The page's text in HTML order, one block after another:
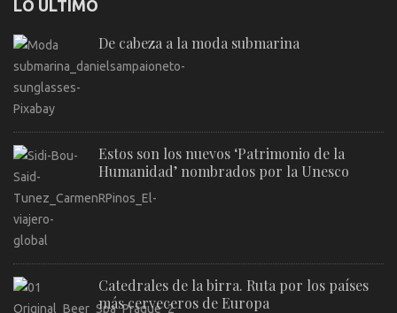
LO ÚLTIMO
De cabeza a la moda submarina
Estos son los nuevos ‘Patrimonio de la
Humanidad’ nombrados por la Unesco
Catedrales de la birra. Ruta por los países
más cerveceros de Europa